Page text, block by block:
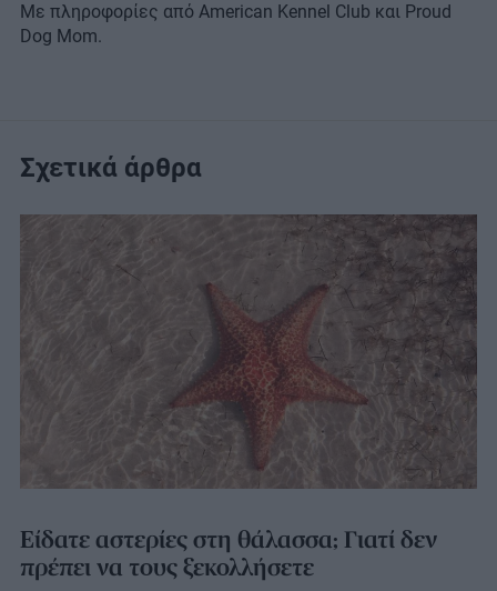
Με πληροφορίες από American Kennel Club και Proud
Dog Mom.
Σχετικά άρθρα
Είδατε αστερίες στη θάλασσα; Γιατί δεν
πρέπει να τους ξεκολλήσετε